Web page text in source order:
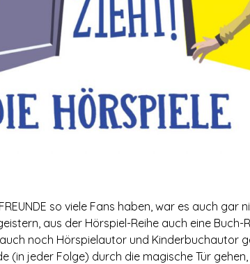
so viele Fans haben, war es auch
aus der Hörspiel-Reihe auch eine Buch-
noch Hörspielautor und Kinderbuchautor
(in jeder Folge) durch die magische Tür